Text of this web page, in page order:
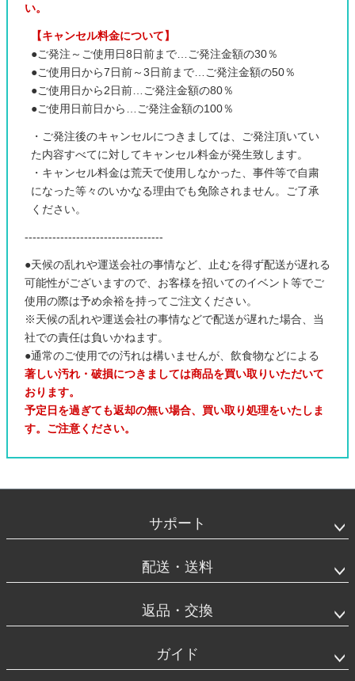
い。
【キャンセル料金について】
●ご発注～ご使用日8日前まで…ご発注金額の30％
●ご使用日から7日前～3日前まで…ご発注金額の50％
●ご使用日から2日前…ご発注金額の80％
●ご使用日前日から…ご発注金額の100％
・ご発注後のキャンセルにつきましては、ご発注頂いてい
た内容すべてに対してキャンセル料金が発生致します。
・キャンセル料金は荒天で使用しなかった、事件等で自粛
になった等々のいかなる理由でも免除されません。ご了承
ください。
-----------------------------------
●天候の乱れや運送会社の事情など、止むを得ず配送が遅れる
可能性がございますので、お客様を招いてのイベント等でご
使用の際は予め余裕を持ってご注文ください。
※天候の乱れや運送会社の事情などで配送が遅れた場合、当
社での責任は負いかねます。
●通常のご使用での汚れは構いませんが、飲食物などによる
著しい汚れ・破損につきましては商品を買い取りいただいて
おります。
予定日を過ぎても返却の無い場合、買い取り処理をいたしま
す。ご注意ください。
サポート
配送・送料
返品・交換
ガイド